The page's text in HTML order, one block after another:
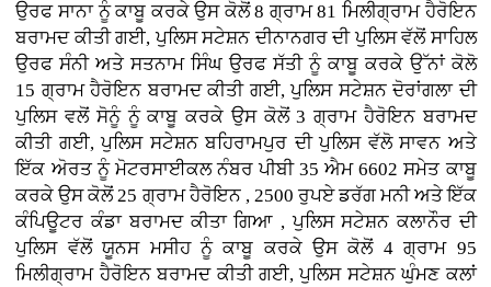
ਉਰਫ ਸਾਨਾ ਨੂੰ ਕਾਬੂ ਕਰਕੇ ਉਸ ਕੋਲੋਂ 8 ਗ੍ਰਾਮ 81 ਮਿਲੀਗ੍ਰਾਮ ਹੈਰੋਇਨ
ਬਰਾਮਦ ਕੀਤੀ ਗਈ, ਪੁਲਿਸ ਸਟੇਸ਼ਨ ਦੀਨਾਨਗਰ ਦੀ ਪੁਲਿਸ ਵੱਲੋਂ ਸਾਹਿਲ
ਉਰਫ ਸੰਨੀ ਅਤੇ ਸਤਨਾਮ ਸਿੰਘ ਉਰਫ ਸੱਤੀ ਨੂੰ ਕਾਬੂ ਕਰਕੇ ਉੱਨਾਂ ਕੋਲੋ
15 ਗ੍ਰਾਮ ਹੈਰੋਇਨ ਬਰਾਮਦ ਕੀਤੀ ਗਈ, ਪੁਲਿਸ ਸਟੇਸ਼ਨ ਦੋਰਾਂਗਲਾ ਦੀ
ਪੁਲਿਸ ਵਲੋਂ ਸੋਨੂੰ ਨੂੰ ਕਾਬੂ ਕਰਕੇ ਉਸ ਕੋਲੋਂ 3 ਗ੍ਰਾਮ ਹੈਰੋਇਨ ਬਰਾਮਦ
ਕੀਤੀ ਗਈ, ਪੁਲਿਸ ਸਟੇਸ਼ਨ ਬਹਿਰਾਮਪੁਰ ਦੀ ਪੁਲਿਸ ਵੱਲੋ ਸਾਵਨ ਅਤੇ
ਇੱਕ ਅੋਰਤ ਨੂੰ ਮੋਟਰਸਾਈਕਲ ਨੰਬਰ ਪੀਬੀ 35 ਐਮ 6602 ਸਮੇਤ ਕਾਬੂ
ਕਰਕੇ ਉਸ ਕੋਲੋਂ 25 ਗ੍ਰਾਮ ਹੈਰੋਇਨ , 2500 ਰੁਪਏ ਡਰੱਗ ਮਨੀ ਅਤੇ ਇੱਕ
ਕੰਪਿਊਟਰ ਕੰਡਾ ਬਰਾਮਦ ਕੀਤਾ ਗਿਆ , ਪੁਲਿਸ ਸਟੇਸ਼ਨ ਕਲਾਨੌਰ ਦੀ
ਪੁਲਿਸ ਵੱਲੋਂ ਯੂਨਸ ਮਸੀਹ ਨੂੰ ਕਾਬੂ ਕਰਕੇ ਉਸ ਕੋਲੋਂ 4 ਗ੍ਰਾਮ 95
ਮਿਲੀਗ੍ਰਾਮ ਹੈਰੋਇਨ ਬਰਾਮਦ ਕੀਤੀ ਗਈ, ਪੁਲਿਸ ਸਟੇਸ਼ਨ ਘੁੰਮਣ ਕਲਾਂ